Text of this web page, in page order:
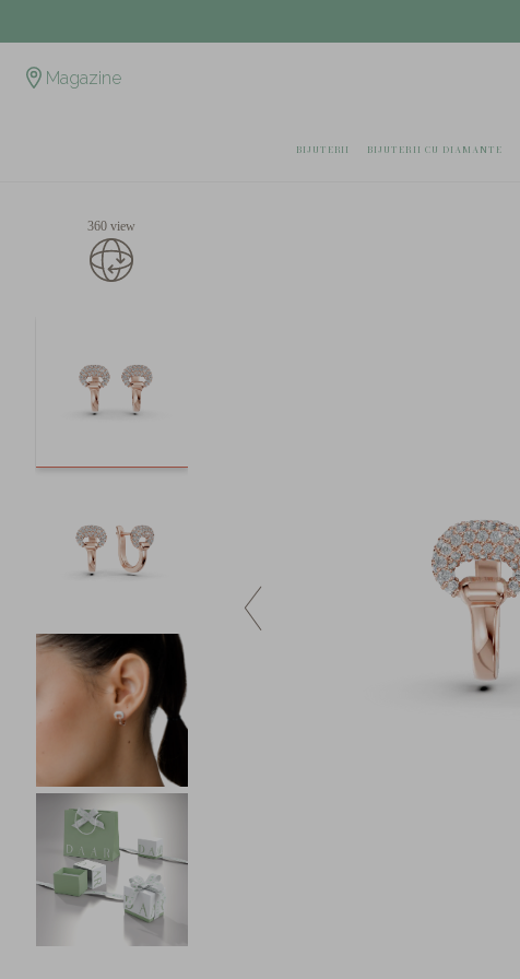
Magazine
BIJUTERII BIJUTERII CU DIAMANTE
360 view